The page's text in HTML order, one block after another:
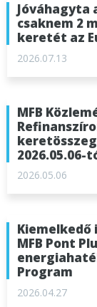
Jóváhagyta
csaknem 2
keretét az
2026.07.13
MFB
2026.05.06-
2026.05.06
Kiemelkedő
MFB Pont
Program
2026.04.27